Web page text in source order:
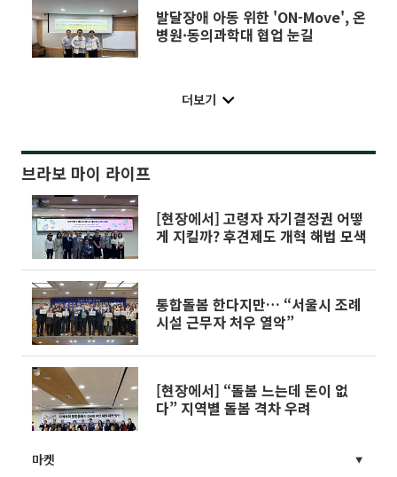
발달장애 아동 위한 'ON-Move', 온
병원·동의과학대 협업 눈길
더보기
브라보 마이 라이프
[현장에서] 고령자 자기결정권 어떻
게 지킬까? 후견제도 개혁 해법 모색
통합돌봄 한다지만… “서울시 조례
시설 근무자 처우 열악”
[현장에서] “돌봄 느는데 돈이 없
다” 지역별 돌봄 격차 우려
마켓